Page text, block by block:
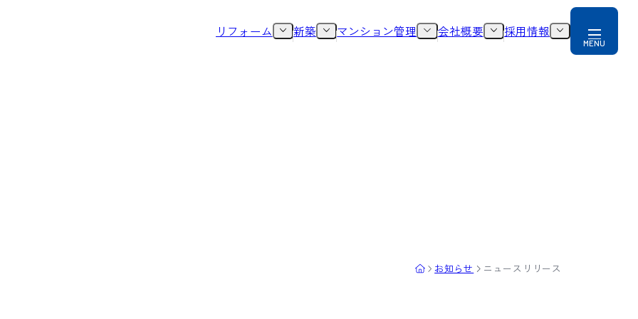
リフォーム 新築 マンション管理 会社概要 採用情報
お知らせ ニュースリリース